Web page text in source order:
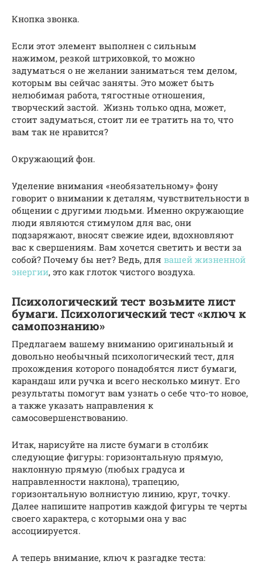
Кнопка звонка.
Если этот элемент выполнен с сильным
нажимом, резкой штриховкой, то можно
задуматься о не желании заниматься тем делом,
которым вы сейчас заняты. Это может быть
нелюбимая работа, тягостные отношения,
творческий застой. Жизнь только одна, может,
стоит задуматься, стоит ли ее тратить на то, что
вам так не нравится?
Окружающий фон.
Уделение внимания «необязательному» фону
говорит о внимании к деталям, чувствительности в
общении с другими людьми. Именно окружающие
люди являются стимулом для вас, они
подзаряжают, вносят свежие идеи, вдохновляют
вас к свершениям. Вам хочется светить и вести за
собой? Почему бы нет? Ведь, для вашей жизненной
энергии, это как глоток чистого воздуха.
Психологический тест возьмите лист
бумаги. Психологический тест «ключ к
самопознанию»
Предлагаем вашему вниманию оригинальный и
довольно необычный психологический тест, для
прохождения которого понадобятся лист бумаги,
карандаш или ручка и всего несколько минут. Его
результаты помогут вам узнать о себе что-то новое,
а также указать направления к
самосовершенствованию.
Итак, нарисуйте на листе бумаги в столбик
следующие фигуры: горизонтальную прямую,
наклонную прямую (любых градуса и
направленности наклона), трапецию,
горизонтальную волнистую линию, круг, точку.
Далее напишите напротив каждой фигуры те черты
своего характера, с которыми она у вас
ассоциируется.
А теперь внимание, ключ к разгадке теста: